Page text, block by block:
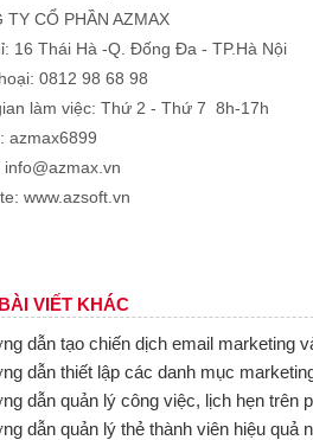
TY CỔ PHẦN AZMAX
16 Thái Hà -Q. Đống Đa - TP.Hà Nội
0812 98 68 98
làm việc: Thứ 2 - Thứ 7 8h-17h
azmax6899
info@azmax.vn
www.azsoft.vn
VIẾT KHÁC
dẫn tạo chiến dịch email marketing
dẫn thiết lập các danh mục
dẫn quản lý công việc, lịch hẹn trên
dẫn quản lý thẻ thành viên hiệu quả